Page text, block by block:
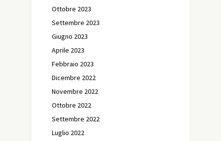
Ottobre 2023
Settembre 2023
Giugno 2023
Aprile 2023
Febbraio 2023
Dicembre 2022
Novembre 2022
Ottobre 2022
Settembre 2022
Luglio 2022